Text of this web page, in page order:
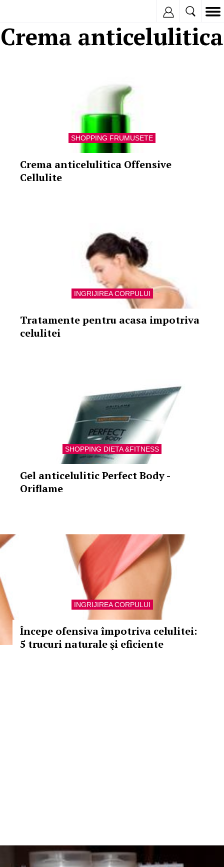
Crema anticelulitica
SHOPPING FRUMUSETE
Crema anticelulitica Offensive
Cellulite
INGRIJIREA CORPULUI
Tratamente pentru acasa impotriva
celulitei
SHOPPING DIETA &FITNESS
Gel anticelulitic Perfect Body -
Oriflame
INGRIJIREA CORPULUI
Începe ofensiva împotriva celulitei:
5 trucuri naturale şi eficiente